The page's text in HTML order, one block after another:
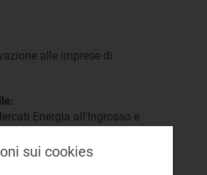
alle imprese di
Energia all'Ingrosso e
sui cookies